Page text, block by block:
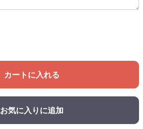
カートに入れる
お気に入りに追加